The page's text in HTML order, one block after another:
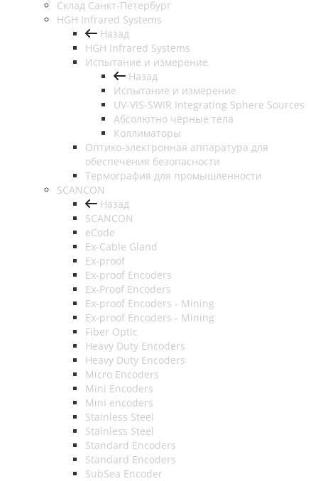
Cклад Санкт-Петербург
HGH Infrared Systems
Назад
HGH Infrared Systems
Испытание и измерение
Назад
Испытание и измерение
UV-VIS-SWIR Integrating Sphere Sources
Абсолютно чёрные тела
Коллиматоры
Оптико-электронная аппаратура для
обеспечения безопасности
Термография для промышленности
SCANCON
Назад
SCANCON
eCode
Ex-Cable Gland
Ex-proof
Ex-proof Encoders
Ex-Proof Encoders
Ex-proof Encoders - Mining
Ex-proof Encoders - Mining
Fiber Optic
Heavy Duty Encoders
Heavy Duty Encoders
Micro Encoders
Mini Encoders
Mini encoders
Stainless Steel
Stainless Steel
Standard Encoders
Standard Encoders
SubSea Encoder